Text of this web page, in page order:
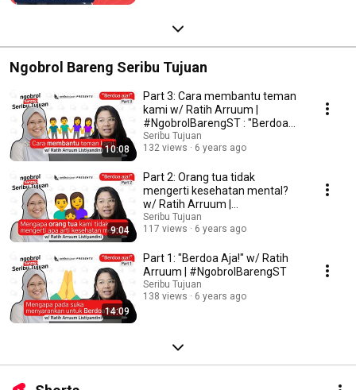
Ngobrol Bareng Seribu Tujuan
10:08
Part 3: Cara membantu teman
kami w/ Ratih Arruum |
#NgobrolBarengST : "Berdoa
Aja"
Seribu Tujuan
132 views
6 years ago
9:04
Part 2: Orang tua tidak
mengerti kesehatan mental?
w/ Ratih Arruum |
#NgobrolBarengST : "Berdoa
Aja"
Seribu Tujuan
117 views
6 years ago
14:09
Part 1: "Berdoa Aja!" w/ Ratih
Arruum | #NgobrolBarengST
Seribu Tujuan
138 views
6 years ago